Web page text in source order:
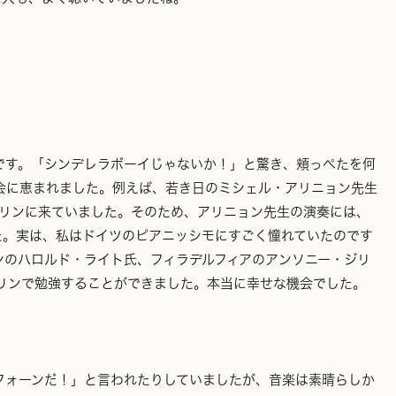
。「シンデレラボーイじゃないか！」と驚き、頬っぺたを何
恵まれました。例えば、若き日のミシェル・アリニョン先生
に来ていました。そのため、アリニョン先生の演奏には、
実は、私はドイツのピアニッシモにすごく憧れていたのです
ハロルド・ライト氏、フィラデルフィアのアンソニー・ジリ
で勉強することができました。本当に幸せな機会でした。
ーンだ！」と言われたりしていましたが、音楽は素晴らしか